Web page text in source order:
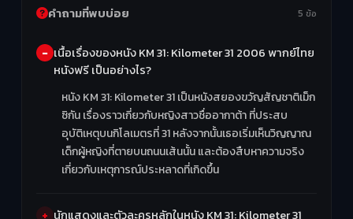
คำถามที่พบบ่อย 5 ข้อ
เนื้อเรื่องของหนัง KM 31: Kilometer 31 2006 พากย์ไทย
หนังฟรี เป็นอย่างไร?
หนัง KM 31: Kilometer 31 เป็นหนังสยองขวัญสัญชาติเม็ก
ซิกัน เรื่องราวเกี่ยวกับหญิงสาวชื่ออากาต้า ที่ประสบ
อุบัติเหตุบนกิโลเมตรที่ 31 หลังจากนั้นเธอเริ่มเห็นวิญญาณ
เด็กผู้หญิงที่ตายบนถนนเส้นนั้น และต้องสืบหาความจริง
เกี่ยวกับเหตุการณ์ประหลาดที่เกิดขึ้น
นักแสดงและตัวละครหลักในหนัง KM 31: Kilometer 31